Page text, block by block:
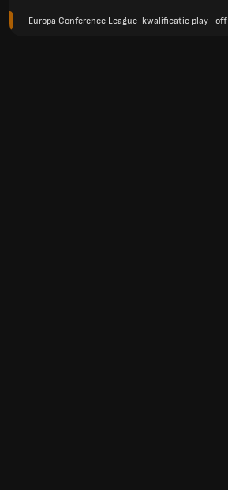
Europa Conference League-kwalificatie play- off